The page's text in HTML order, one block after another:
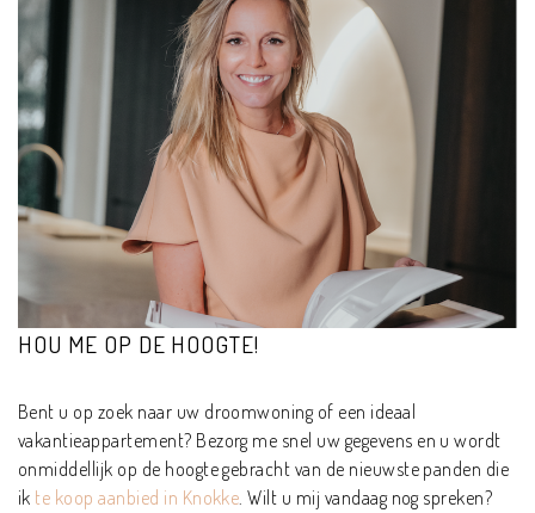
HOU ME OP DE HOOGTE!
Bent u op zoek naar uw droomwoning of een ideaal
vakantieappartement? Bezorg me snel uw gegevens en u wordt
onmiddellijk op de hoogte gebracht van de nieuwste panden die
ik te koop aanbied in Knokke. Wilt u mij vandaag nog spreken?